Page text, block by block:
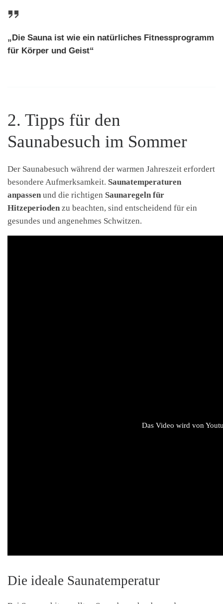
„Die Sauna ist wie ein natürliches Fitnessprogramm
für Körper und Geist“
2. Tipps für den
Saunabesuch im Sommer
Der Saunabesuch während der warmen Jahreszeit erfordert
besondere Aufmerksamkeit. Saunatemperaturen
anpassen und die richtigen Saunaregeln für
Hitzeperioden zu beachten, sind entscheidend für ein
gesundes und angenehmes Schwitzen.
Das Video wird von
Die ideale Saunatemperatur